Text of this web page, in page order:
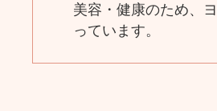
美容・健康のため、
っています。